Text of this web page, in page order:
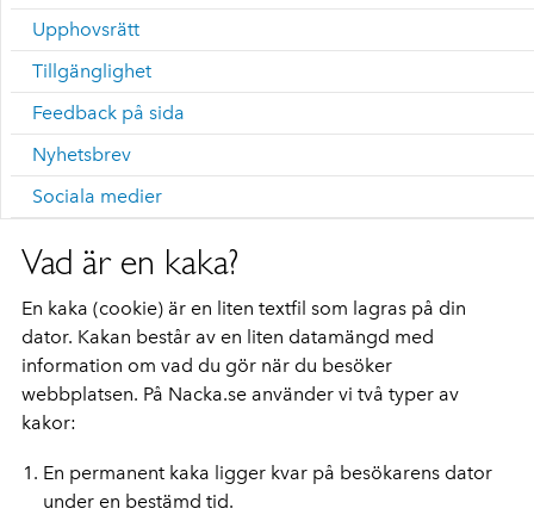
Upphovsrätt
Tillgänglighet
Feedback på sida
Nyhetsbrev
Sociala medier
Vad är en kaka?
En kaka (cookie) är en liten textfil som lagras på din
dator. Kakan består av en liten datamängd med
information om vad du gör när du besöker
webbplatsen. På Nacka.se använder vi två typer av
kakor:
En permanent kaka ligger kvar på besökarens dator
under en bestämd tid.